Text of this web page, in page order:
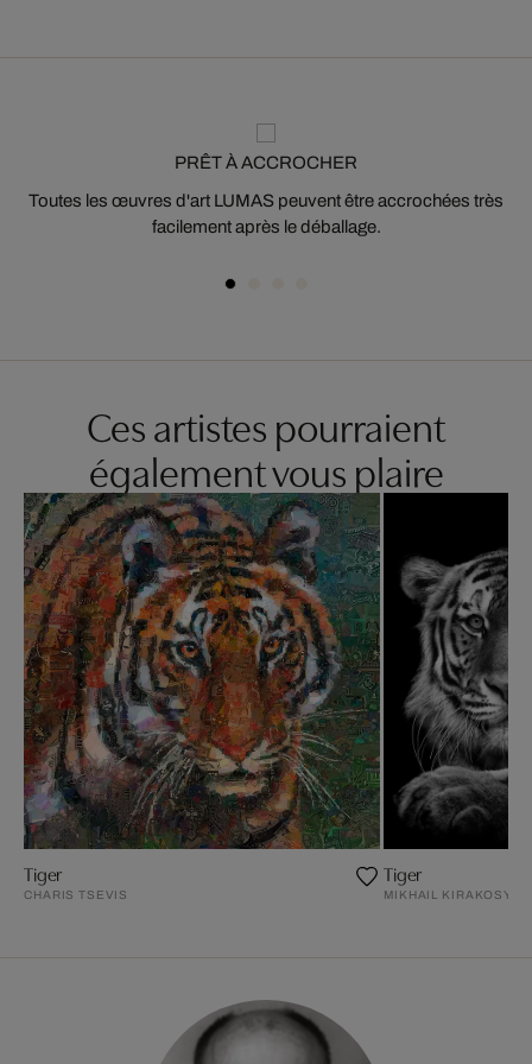
PRÊT À ACCROCHER
Toutes les œuvres d'art LUMAS peuvent être accrochées très
facilement après le déballage.
Ces artistes pourraient
également vous plaire
Tiger
CHARIS TSEVIS
Tiger
MIKHAIL KIRAKOSYAN